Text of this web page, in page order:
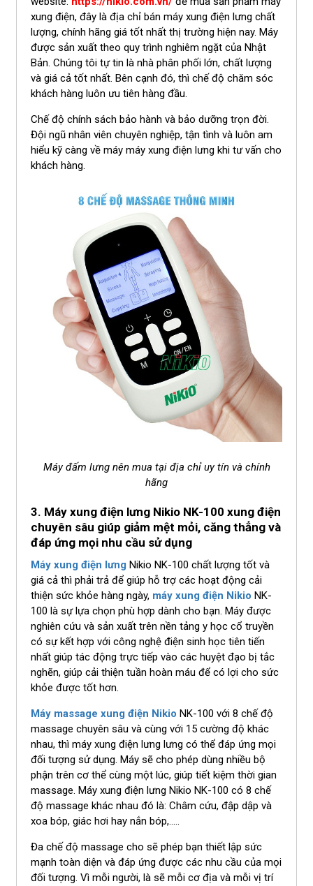
xung điện, đây là địa chỉ bán máy xung điện lưng chất
lượng, chính hãng giá tốt nhất thị trường hiện nay. Máy
được sản xuất theo quy trình nghiêm ngặt của Nhật
Bản. Chúng tôi tự tin là nhà phân phối lớn, chất lượng
và giá cả tốt nhất. Bên cạnh đó, thì chế độ chăm sóc
khách hàng luôn ưu tiên hàng đầu.
Chế độ chính sách bảo hành và bảo dưỡng trọn đời.
Đội ngũ nhân viên chuyên nghiệp, tận tình và luôn am
hiểu kỹ càng về máy máy xung điện lưng khi tư vấn cho
khách hàng.
Máy đấm lưng nên mua tại địa chỉ uy tín và chính
hãng
3. Máy xung điện lưng Nikio NK-100 xung điện
chuyên sâu giúp giảm mệt mỏi, căng thẳng và
đáp ứng mọi nhu cầu sử dụng
Máy xung điện lưng Nikio NK-100 chất lượng tốt và
giá cả thì phải trả để giúp hỗ trợ các hoạt động cải
thiện sức khỏe hàng ngày, máy xung điện Nikio NK-
100 là sự lựa chọn phù hợp dành cho bạn. Máy được
nghiên cứu và sản xuất trên nền tảng y học cổ truyền
có sự kết hợp với công nghệ điện sinh học tiên tiến
nhất giúp tác động trực tiếp vào các huyệt đạo bị tắc
nghẽn, giúp cải thiện tuần hoàn máu để có lợi cho sức
khỏe được tốt hơn.
Máy massage xung điện Nikio NK-100 với 8 chế độ
massage chuyên sâu và cùng với 15 cường độ khác
nhau, thì máy xung điện lưng lưng có thể đáp ứng mọi
đối tượng sử dụng. Máy sẽ cho phép dùng nhiều bộ
phận trên cơ thể cùng một lúc, giúp tiết kiệm thời gian
massage. Máy xung điện lưng Nikio NK-100 có 8 chế
độ massage khác nhau đó là: Châm cứu, đập dập và
xoa bóp, giác hơi hay nắn bóp,.....
Đa chế độ massage cho sẽ phép bạn thiết lập sức
mạnh toàn diện và đáp ứng được các nhu cầu của mọi
đối tượng. Vì mỗi người, là sẽ mỗi cơ địa và mỗi vị trí